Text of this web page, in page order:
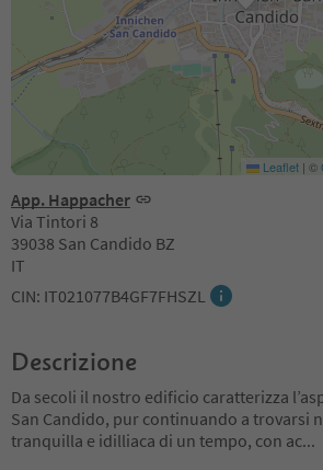
App. Happacher
Via Tintori 8
39038 San Candido BZ
IT
CIN: IT021077B4GF7FHSZL
Leaflet | ©
Descrizione
Da secoli il nostro edificio caratterizza
San Candido, pur continuando a trovarsi
tranquilla e idilliaca di un tempo, con ac...